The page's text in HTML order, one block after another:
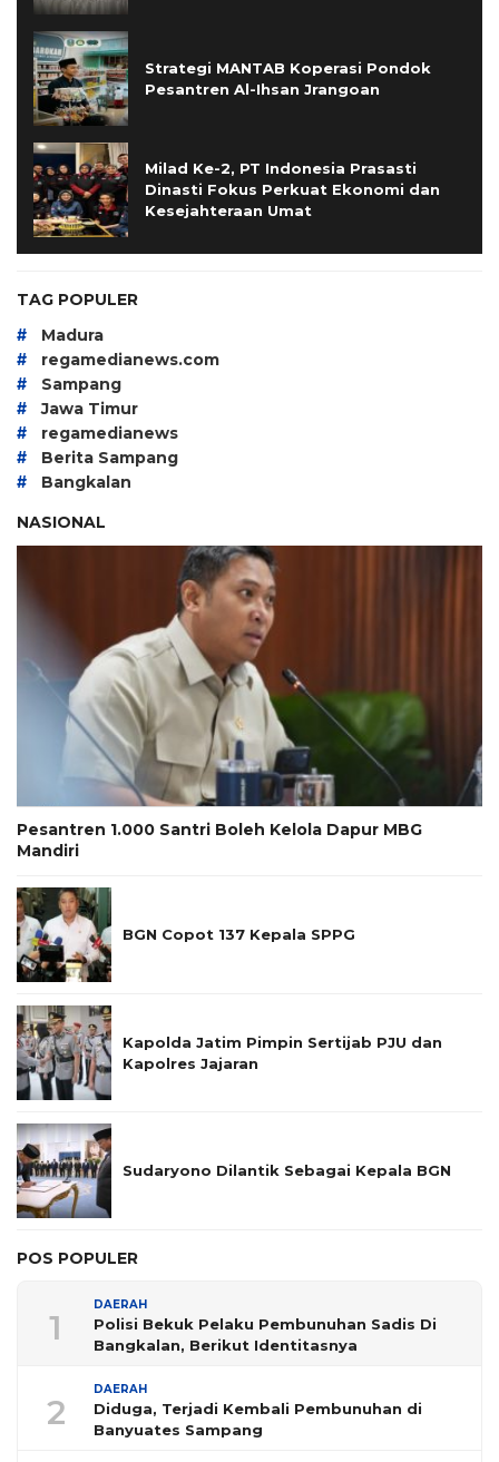
Strategi MANTAB Koperasi Pondok
Pesantren Al-Ihsan Jrangoan
Milad Ke-2, PT Indonesia Prasasti
Dinasti Fokus Perkuat Ekonomi dan
Kesejahteraan Umat
TAG POPULER
# Madura
# regamedianews.com
# Sampang
# Jawa Timur
# regamedianews
# Berita Sampang
#
Bangkalan
NASIONAL
Pesantren 1.000 Santri Boleh Kelola Dapur MBG
Mandiri
BGN Copot 137 Kepala SPPG
Kapolda Jatim Pimpin Sertijab PJU dan
Kapolres Jajaran
Sudaryono Dilantik Sebagai Kepala BGN
POS POPULER
1
DAERAH
Polisi Bekuk Pelaku Pembunuhan Sadis Di
Bangkalan, Berikut Identitasnya
2
DAERAH
Diduga, Terjadi Kembali Pembunuhan di
Banyuates Sampang